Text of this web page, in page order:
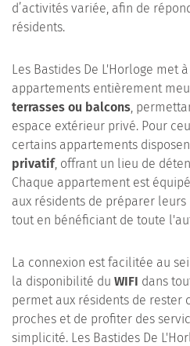
d’activités variée, afin de
résidents.
Les Bastides De L'Horloge met
appartements entièrement
terrasses ou balcons,
espace extérieur privé. Pour
certains appartements
privatif, offrant un lieu de
Chaque appartement est
aux résidents de préparer
tout en bénéficiant de toute
La connexion est facilitée au
la disponibilité du WIFI dans
permet aux résidents de rester
proches et de profiter des
simplicité. Les Bastides De